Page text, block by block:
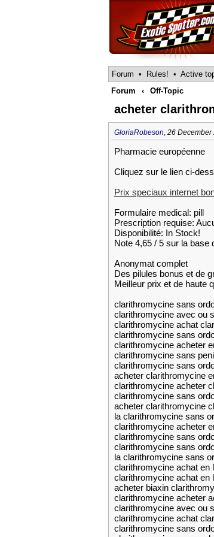
Forum • Rules! • Active
Forum
‹ Off-Topic
acheter
GloriaRobeson, 26 December
Pharmacie européenne
Cliquez sur le lien ci-
Prix speciaux internet
Formulaire medical: pill
Prescription requise:
Disponibilité: In Stock!
Note 4,65 / 5 sur la base
Anonymat complet
Des pilules bonus et de
Meilleur prix et de haute
clarithromycine sans
clarithromycine avec ou
clarithromycine achat
clarithromycine sans
clarithromycine acheter
clarithromycine sans
clarithromycine sans
acheter clarithromycine
clarithromycine acheter
clarithromycine sans
acheter clarithromycine
la clarithromycine sans
clarithromycine acheter
clarithromycine sans
clarithromycine sans
la clarithromycine sans
clarithromycine achat en
clarithromycine achat en
acheter biaxin
clarithromycine acheter
clarithromycine avec ou
clarithromycine achat
clarithromycine sans